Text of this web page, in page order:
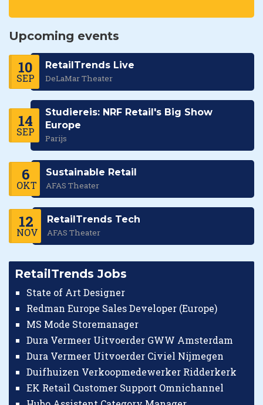
Upcoming events
10
SEP
RetailTrends Live
DeLaMar Theater
14
SEP
Studiereis: NRF Retail's Big Show
Europe
Parijs
6
OKT
Sustainable Retail
AFAS Theater
12
NOV
RetailTrends Tech
AFAS Theater
RetailTrends Jobs
State of Art Designer
Redman Europe Sales Developer (Europe)
MS Mode Storemanager
Dura Vermeer Uitvoerder GWW Amsterdam
Dura Vermeer Uitvoerder Civiel Nijmegen
Duifhuizen Verkoopmedewerker Ridderkerk
EK Retail Customer Support Omnichannel